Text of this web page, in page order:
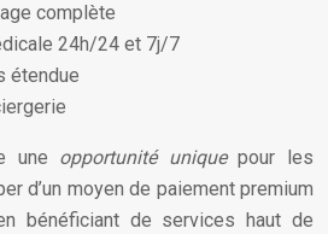
complète
24h/24 et 7j/7
étendue
une opportunité uniquepour les
d’un moyen de paiement premium
bénéficiant de services haut de